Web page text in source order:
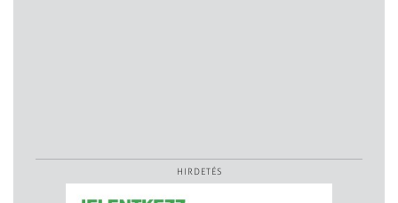
HIRDETÉS